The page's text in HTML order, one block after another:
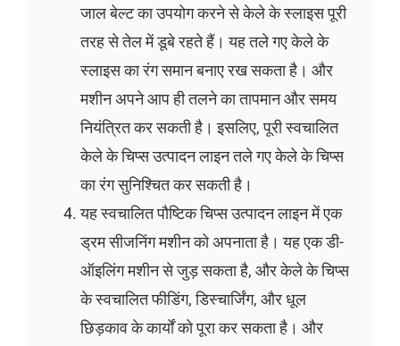
जाल बेल्ट का उपयोग करने से केले के स्लाइस पूरी
तरह से तेल में डूबे रहते हैं। यह तले गए केले के
स्लाइस का रंग समान बनाए रख सकता है। और
मशीन अपने आप ही तलने का तापमान और समय
नियंत्रित कर सकती है। इसलिए, पूरी स्वचालित
केले के चिप्स उत्पादन लाइन तले गए केले के चिप्स
का रंग सुनिश्चित कर सकती है।
यह स्वचालित पौष्टिक चिप्स उत्पादन लाइन में एक
ड्रम सीजनिंग मशीन को अपनाता है। यह एक डी-
ऑइलिंग मशीन से जुड़ सकता है, और केले के चिप्स
के स्वचालित फीडिंग, डिस्चार्जिंग, और धूल
छिड़काव के कार्यों को पूरा कर सकता है। और